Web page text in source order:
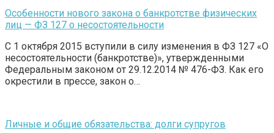
Особенности нового закона о банкротстве физических
лиц — ФЗ 127 о несостоятельности
С 1 октября 2015 вступили в силу изменения в ФЗ 127 «О
несостоятельности (банкротстве)», утвержденными
Федеральным законом от 29.12.2014 № 476-ФЗ. Как его
окрестили в прессе, закон о…
Личные и общие обязательства: долги супругов